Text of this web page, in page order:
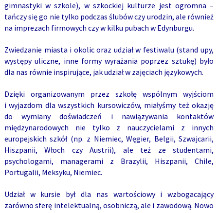
gimnastyki w szkole), w szkockiej kulturze jest ogromna –
tańczy się go nie tylko podczas ślubów czy urodzin, ale również
na imprezach firmowych czy w kilku pubach w Edynburgu.
Zwiedzanie miasta i okolic oraz udział w festiwalu (stand upy,
występy uliczne, inne formy wyrażania poprzez sztukę) było
dla nas równie inspirujące, jak udział w zajęciach językowych.
Dzięki organizowanym przez szkołę wspólnym wyjściom
i wyjazdom dla wszystkich kursowiczów, miałyśmy też okazję
do wymiany doświadczeń i nawiązywania kontaktów
międzynarodowych nie tylko z nauczycielami z innych
europejskich szkół (np. z Niemiec, Węgier, Belgii, Szwajcarii,
Hiszpanii, Włoch czy Austrii), ale też ze studentami,
psychologami, managerami z Brazylii, Hiszpanii, Chile,
Portugalii, Meksyku, Niemiec.
Udział w kursie był dla nas wartościowy i wzbogacający
zarówno sferę intelektualną, osobniczą, ale i zawodową. Nowo